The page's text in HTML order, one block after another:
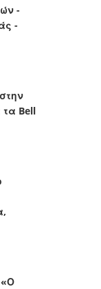
-
-
Bell
«Ο